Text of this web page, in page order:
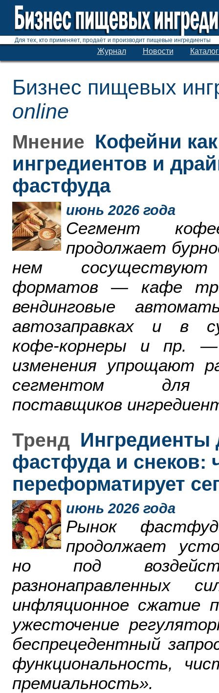
Для тех, кто применяет, продаёт и производит пищевые ингредиенты
Журнал Новости
Бизнес пищевых
online
Мнение Кофейни
ингредиентов и
фастфуда
июнь 2026 года
Сегмент
продолжает
нем
форматов — кафе
вендинговые
автозаправках и в
кофе-корнеры и пр.
изменения упрощают
сегментом для
поставщиков
Тренд Ингредиенты
фастфуда и снеков:
переформатирует
июнь 2026 года
Рынок
продолжает
но под
инфляционное сжатие
ужесточение
беспрецедентный
функциональность,
премиальность».